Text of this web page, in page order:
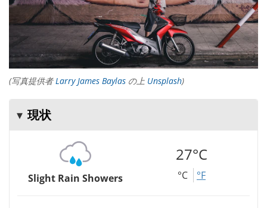
(写真提供者Larry James Baylas の上 Unsplash)
現状
Slight Rain Showers
27°C
°C °F